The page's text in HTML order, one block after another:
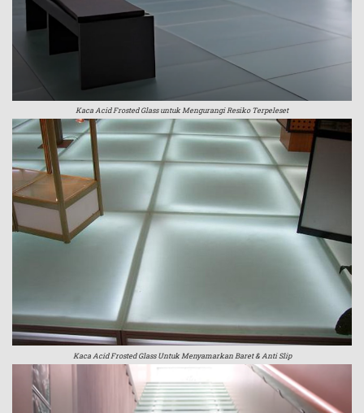
Kaca Acid Frosted Glass untuk Mengurangi Resiko Terpeleset
Kaca Acid Frosted Glass Untuk Menyamarkan Baret & Anti Slip